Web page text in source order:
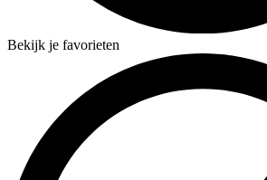
Bekijk je favorieten